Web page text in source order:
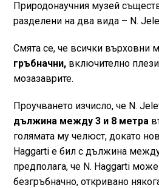
Природонаучния музей
разделени на два вида – N.
Смята се, че всички върховни
гръбначни,включително
мозазаврите.
Проучването изчисло, че N.
дължина между 3 и 8 метра
голямата му челюст, докато
Haggarti е бил с дължина
предполага, че N. Haggarti
безгръбначно, откривано